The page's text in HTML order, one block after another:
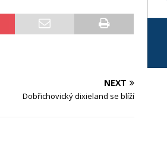
NEXT
Dobřichovický dixieland se blíží